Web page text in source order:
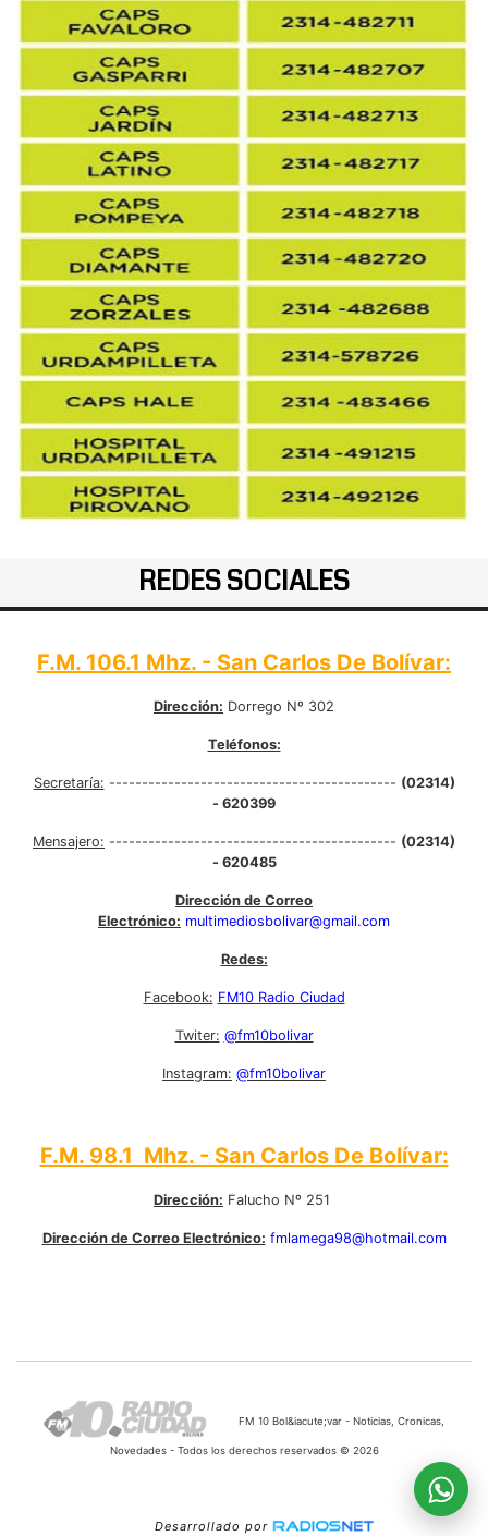
REDES SOCIALES
F.M. 106.1 Mhz. - San Carlos De Bolívar:
Dirección: Dorrego Nº 302
Teléfonos:
Secretaría: -------------------------------------------- (02314)
- 620399
Mensajero: -------------------------------------------- (02314)
- 620485
Dirección de Correo
Electrónico: multimediosbolivar@gmail.com
Redes:
Facebook: FM10 Radio Ciudad
Twiter: @fm10bolivar
Instagram: @fm10bolivar
F.M. 98.1 Mhz. - San Carlos De Bolívar:
Dirección: Falucho Nº 251
Dirección de Correo Electrónico: fmlamega98@hotmail.com
FM 10 Bol&iacute;var - Noticias, Cronicas,
Novedades - Todos los derechos reservados © 2026
Desarrollado por